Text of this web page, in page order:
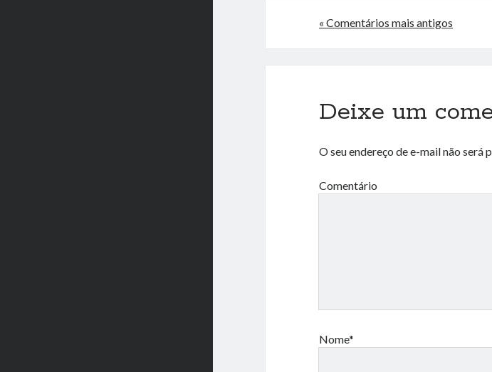
« Comentários mais antigos
Deixe um
O seu endereço de e-mail não será
Comentário
Nome*